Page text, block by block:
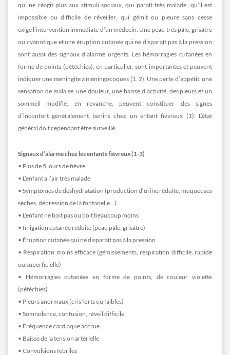
qui ne réagit plus aux stimuli sociaux, qui paraît très malade, qu’il est
impossible ou difficile de réveiller, qui gémit ou pleure sans cesse
exige l’intervention immédiate d’un médecin. Une peau très pâle, grisâtre
ou cyanotique et une éruption cutanée qui ne disparaît pas à la pression
sont aussi des signaux d’alarme urgents. Les hémorragies cutanées en
forme de points (pétéchies), en particulier, sont importantes et peuvent
indiquer une méningite à méningocoques (1, 2). Une perte d’appétit, une
sensation de malaise, une douleur, une baisse d’activité, des pleurs et un
sommeil modifié, en revanche, peuvent constituer des signes
d’inconfort généralement bénins chez un enfant fiévreux (1). L’état
général doit cependant être surveillé.
Signaux d’alarme chez les enfants fiévreux (1-3)
• Plus de 5 jours de fièvre
• L’enfant a l’air très malade
• Symptômes de déshydratation (production d’urine réduite, muqueuses
sèches, dépression de la fontanelle…)
• L’enfant ne boit pas ou boit beaucoup moins
• Irrigation cutanée réduite (peau pâle, grisâtre)
• Éruption cutanée qui ne disparaît pas à la pression
• Respiration moins efficace (gémissements, respiration difficile, rapide
ou superficielle)
• Hémorragies cutanées en forme de points, de couleur violette
(pétéchies)
• Pleurs anormaux (cris forts ou faibles)
• Somnolence, confusion, réveil difficile
• Fréquence cardiaque accrue
• Baisse de la tension artérielle
• Convulsions fébriles